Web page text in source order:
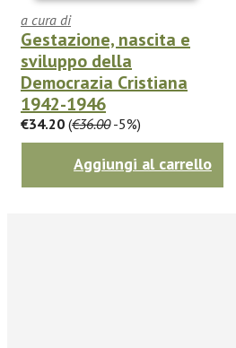
a cura di
Gestazione, nascita e
sviluppo della
Democrazia Cristiana
1942-1946
€34.20 (€36.00-5%)
Aggiungi al carrello